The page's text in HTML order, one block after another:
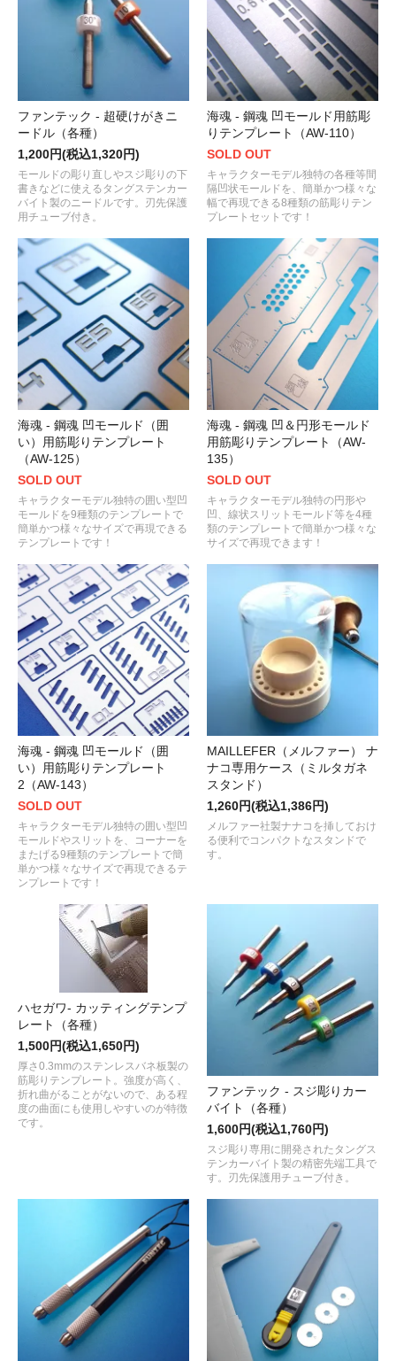
ファンテック - 超硬けがきニ
ードル（各種）
1,200円(税込1,320円)
モールドの彫り直しやスジ彫りの下
書きなどに使えるタングステンカー
バイト製のニードルです。刃先保護
用チューブ付き。
海魂 - 鋼魂 凹モールド用筋彫
りテンプレート（AW-110）
SOLD OUT
キャラクターモデル独特の各種等間
隔凹状モールドを、簡単かつ様々な
幅で再現できる8種類の筋彫りテン
プレートセットです！
海魂 - 鋼魂 凹モールド（囲
い）用筋彫りテンプレート
（AW-125）
SOLD OUT
キャラクターモデル独特の囲い型凹
モールドを9種類のテンプレートで
簡単かつ様々なサイズで再現できる
テンプレートです！
海魂 - 鋼魂 凹＆円形モールド
用筋彫りテンプレート（AW-
135）
SOLD OUT
キャラクターモデル独特の円形や
凹、線状スリットモールド等を4種
類のテンプレートで簡単かつ様々な
サイズで再現できます！
海魂 - 鋼魂 凹モールド（囲
い）用筋彫りテンプレート
2（AW-143）
SOLD OUT
キャラクターモデル独特の囲い型凹
モールドやスリットを、コーナーを
またげる9種類のテンプレートで簡
単かつ様々なサイズで再現できるテ
ンプレートです！
MAILLEFER（メルファー） ナ
ナコ専用ケース（ミルタガネ
スタンド）
1,260円(税込1,386円)
メルファー社製ナナコを挿しておけ
る便利でコンパクトなスタンドで
す。
ハセガワ- カッティングテンプ
レート（各種）
1,500円(税込1,650円)
厚さ0.3mmのステンレスバネ板製の
筋彫りテンプレート。強度が高く、
折れ曲がることがないので、ある程
度の曲面にも使用しやすいのが特徴
です。
ファンテック - スジ彫りカー
バイト（各種）
1,600円(税込1,760円)
スジ彫り専用に開発されたタングス
テンカーバイト製の精密先端工具で
す。刃先保護用チューブ付き。